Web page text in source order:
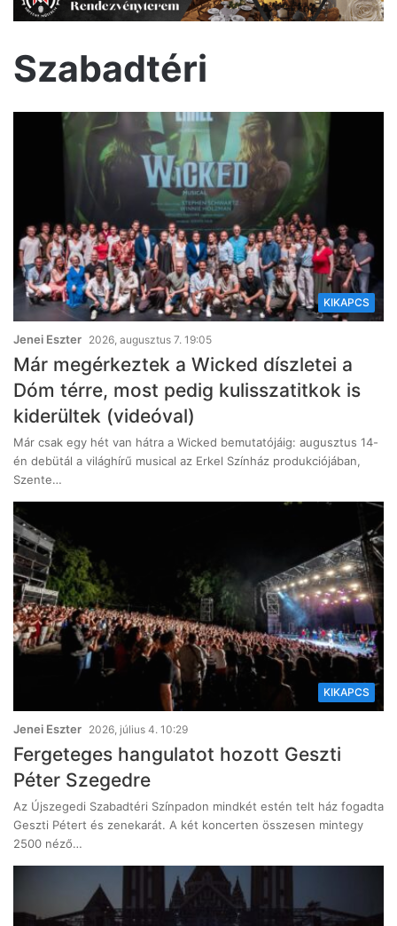
Szabadtéri
KIKAPCS
Jenei Eszter 2026, augusztus 7. 19:05
Már megérkeztek a Wicked díszletei a
Dóm térre, most pedig kulisszatitkok is
kiderültek (videóval)
Már csak egy hét van hátra a Wicked bemutatójáig: augusztus 14-
én debütál a világhírű musical az Erkel Színház produkciójában,
Szente…
KIKAPCS
Jenei Eszter 2026, július 4. 10:29
Fergeteges hangulatot hozott Geszti
Péter Szegedre
Az Újszegedi Szabadtéri Színpadon mindkét estén telt ház fogadta
Geszti Pétert és zenekarát. A két koncerten összesen mintegy
2500 néző…